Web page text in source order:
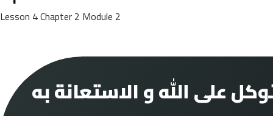
Lesson 4Chapter2 Module 2
على الله و الاستعانةبه